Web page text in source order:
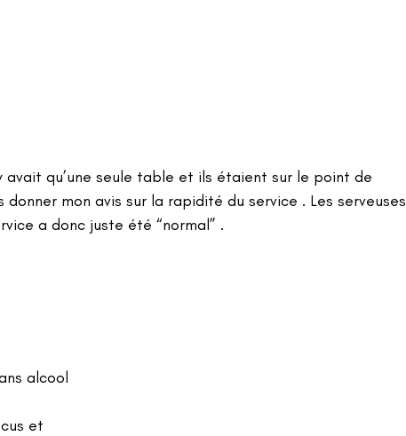
avait qu’une seule table et ils étaient sur le point de
mon avis sur la rapidité du service . Les serveuses
a donc juste été “normal” .
alcool
et